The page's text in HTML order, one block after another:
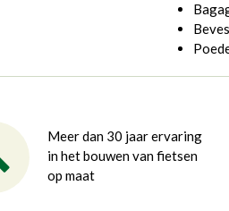
Meer dan 30 jaar ervaring
in het bouwen van fietsen
op maat